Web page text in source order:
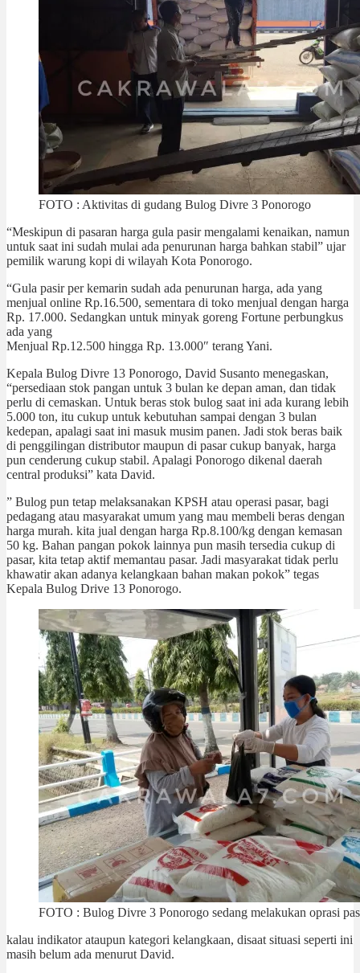
FOTO : Aktivitas di gudang Bulog Divre 3 Ponorogo
“Meskipun di pasaran harga gula pasir mengalami kenaikan, namun
untuk saat ini sudah mulai ada penurunan harga bahkan stabil” ujar
pemilik warung kopi di wilayah Kota Ponorogo.
“Gula pasir per kemarin sudah ada penurunan harga, ada yang
menjual online Rp.16.500, sementara di toko menjual dengan harga
Rp. 17.000. Sedangkan untuk minyak goreng Fortune perbungkus
ada yang
Menjual Rp.12.500 hingga Rp. 13.000″ terang Yani.
Kepala Bulog Divre 13 Ponorogo, David Susanto menegaskan,
“persediaan stok pangan untuk 3 bulan ke depan aman, dan tidak
perlu di cemaskan. Untuk beras stok bulog saat ini ada kurang lebih
5.000 ton, itu cukup untuk kebutuhan sampai dengan 3 bulan
kedepan, apalagi saat ini masuk musim panen. Jadi stok beras baik
di penggilingan distributor maupun di pasar cukup banyak, harga
pun cenderung cukup stabil. Apalagi Ponorogo dikenal daerah
central produksi” kata David.
” Bulog pun tetap melaksanakan KPSH atau operasi pasar, bagi
pedagang atau masyarakat umum yang mau membeli beras dengan
harga murah. kita jual dengan harga Rp.8.100/kg dengan kemasan
50 kg. Bahan pangan pokok lainnya pun masih tersedia cukup di
pasar, kita tetap aktif memantau pasar. Jadi masyarakat tidak perlu
khawatir akan adanya kelangkaan bahan makan pokok” tegas
Kepala Bulog Drive 13 Ponorogo.
FOTO : Bulog Divre 3 Ponorogo sedang melakukan oprasi
kalau indikator ataupun kategori kelangkaan, disaat situasi seperti ini
masih belum ada menurut David.